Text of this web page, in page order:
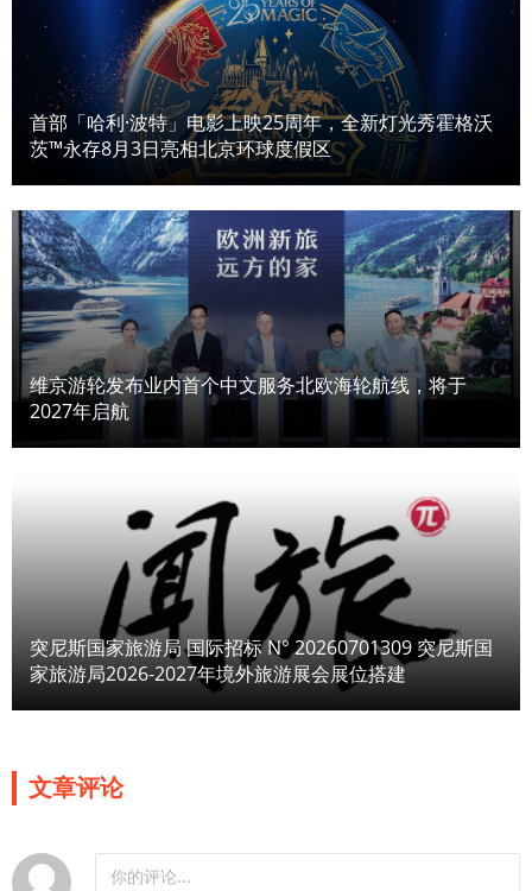
首部「哈利·波特」电影上映25周年，全新灯光秀霍格沃
茨™永存8月3日亮相北京环球度假区
维京游轮发布业内首个中文服务北欧海轮航线，将于
2027年启航
突尼斯国家旅游局 国际招标 N° 20260701309 突尼斯国
家旅游局2026-2027年境外旅游展会展位搭建
文章评论